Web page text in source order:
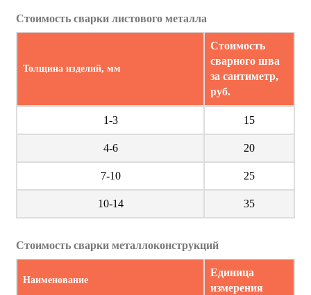
Стоимость сварки листового металла
Толщина изделий, мм
Стоимость
сварного шва
за сантиметр,
руб.
1-3 15
4-6 20
7-10 25
10-14 35
Стоимость сварки металлоконструкций
Наименование
Единица
измерения